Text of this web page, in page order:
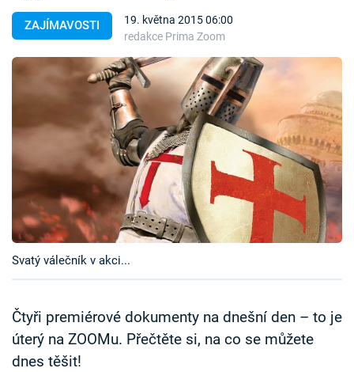
Témata
Témata
Pořady
TV Program
Časopis
Sledujte prima+
Sledujte nás
ZAJÍMAVOSTI
19. května 2015 06:00
redakce Prima Zoom
Svatý válečník v akci...
Čtyři premiérové dokumenty na dnešní den – to je
úterý na ZOOMu. Přečtěte si, na co se můžete
dnes těšit!